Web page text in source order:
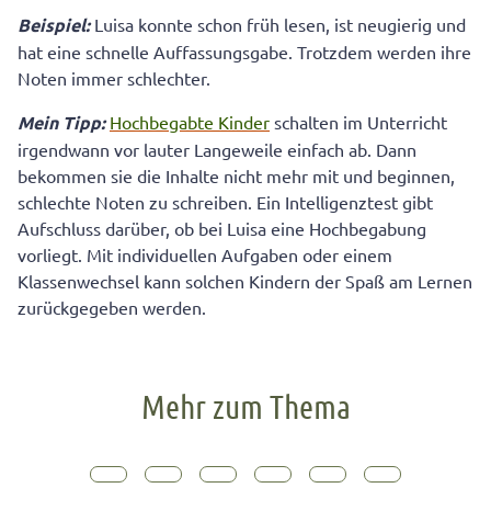
Beispiel:Luisa konnte schon früh lesen, ist neugierig und
hat eine schnelle Auffassungsgabe. Trotzdem werden ihre
Noten immer schlechter.
Mein Tipp: Hochbegabte Kinder schalten im Unterricht
irgendwann vor lauter Langeweile einfach ab. Dann
bekommen sie die Inhalte nicht mehr mit und beginnen,
schlechte Noten zu schreiben. Ein Intelligenztest gibt
Aufschluss darüber, ob bei Luisa eine Hochbegabung
vorliegt. Mit individuellen Aufgaben oder einem
Klassenwechsel kann solchen Kindern der Spaß am Lernen
zurückgegeben werden.
Mehr zum Thema